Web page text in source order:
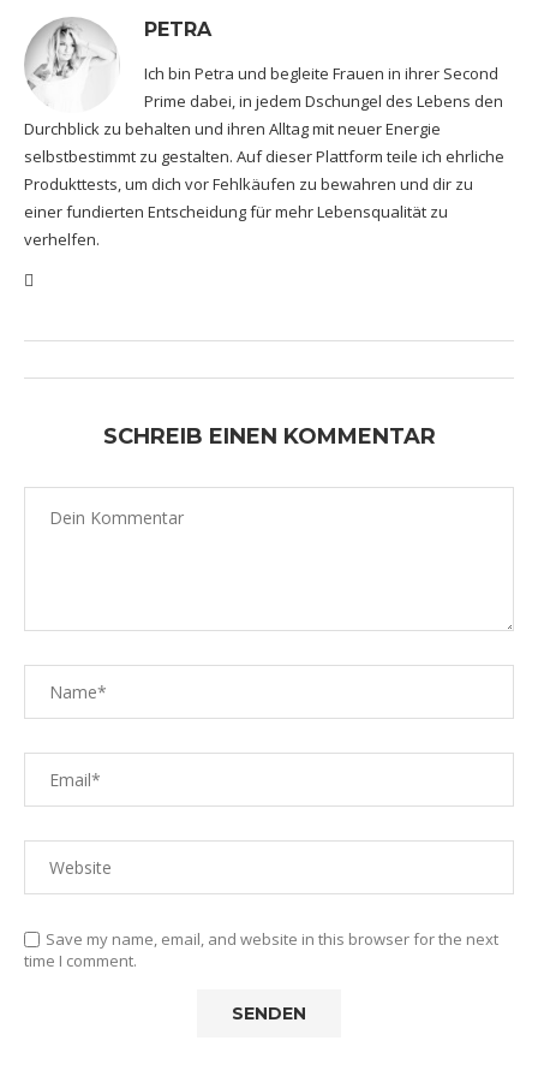
PETRA
Ich bin Petra und begleite Frauen in ihrer Second
Prime dabei, in jedem Dschungel des Lebens den
Durchblick zu behalten und ihren Alltag mit neuer Energie
selbstbestimmt zu gestalten. Auf dieser Plattform teile ich ehrliche
Produkttests, um dich vor Fehlkäufen zu bewahren und dir zu
einer fundierten Entscheidung für mehr Lebensqualität zu
verhelfen.
SCHREIB EINEN KOMMENTAR
Save my name, email, and website in this browser for the next
time I comment.